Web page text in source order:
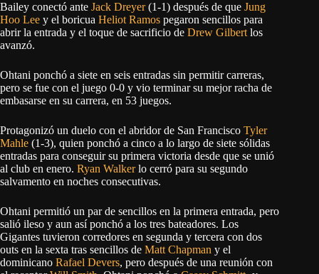
Bailey conectó ante Jack Dreyer(1-1) después de que Jung
Hoo Lee y el boricua Heliot Ramos pegaron sencillos para
abrir la entrada y el toque de sacrificio de Drew Gilbert los
avanzó.
Ohtani ponchó a siete en seis entradas sin permitir carreras,
pero se fue con el juego 0-0 y vio terminar su mejor racha de
embasarse en su carrera, en 53 juegos.
Protagonizó un duelo con el abridor de San Francisco Tyler
Mahle (1-3), quien ponchó a cinco a lo largo de siete sólidas
entradas para conseguir su primera victoria desde que se unió
al club en enero. Ryan Walkerlo cerró para su segundo
salvamento en noches consecutivas.
Ohtani permitió un par de sencillos en la primera entrada, pero
salió ileso y aun así ponchó a los tres bateadores. Los
Gigantes tuvieron corredores en segunda y tercera con dos
outs en la sexta tras sencillos de Matt Chapman y el
dominicano Rafael Devers, pero después de una reunión con